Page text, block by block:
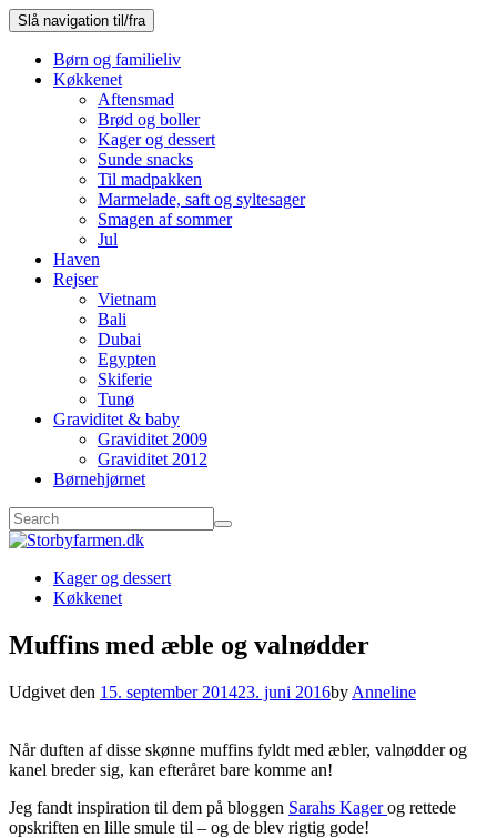
Slå navigation til/fra
Børn og familieliv
Køkkenet
Aftensmad
Brød og boller
Kager og dessert
Sunde snacks
Til madpakken
Marmelade, saft og syltesager
Smagen af sommer
Jul
Haven
Rejser
Vietnam
Bali
Dubai
Egypten
Skiferie
Tunø
Graviditet & baby
Graviditet 2009
Graviditet 2012
Børnehjørnet
Kager og dessert
Køkkenet
Muffins med æble og valnødder
Udgivet den 15. september 201423. juni 2016by Anneline
Når duften af disse skønne muffins fyldt med æbler, valnødder og
kanel breder sig, kan efteråret bare komme an!
Jeg fandt inspiration til dem på bloggen Sarahs Kagerog rettede
opskriften en lille smule til – og de blev rigtig gode!